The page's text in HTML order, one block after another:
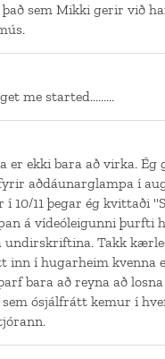
sem Mikki gerir við
me started.........
er ekki bara að virka. Ég
aðdáunarglampa í
í 10/11 þegar ég kvittaði
á vídeóleigunni þurfti
undirskriftina. Takk
inn í hugarheim kvenna
bara að reyna að
sem ósjálfrátt kemur í